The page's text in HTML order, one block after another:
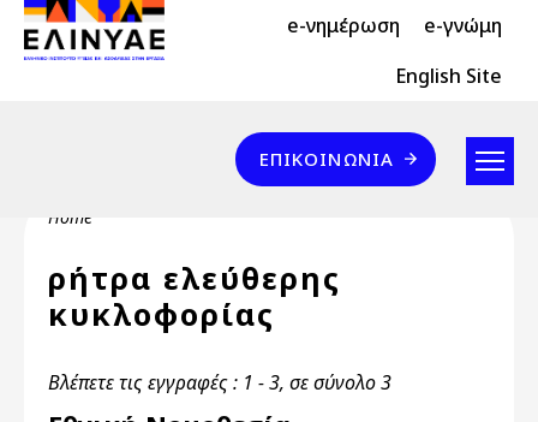
Skip to main content
Header Top 2 e-νημέρωση e-γνώμη
Header Top English Site
Επικοινωνία
ΕΠΙΚΟΙΝΩΝΊΑ
Breadcrumb
Home
ρήτρα ελεύθερης
κυκλοφορίας
Βλέπετε τις εγγραφές : 1 - 3, σε σύνολο 3